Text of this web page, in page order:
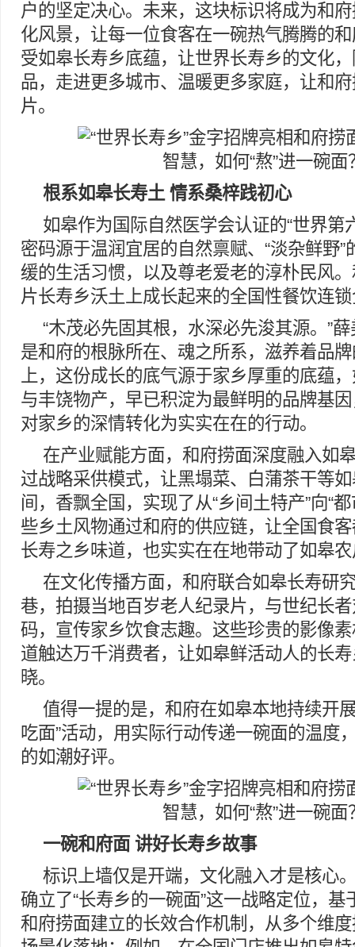
户的坚定决心。未来，这块标识将成为和
化风景，让每一位食客在一碗热气腾腾的
受如皋长寿乡底蕴，让世界长寿乡的文化
品，走进更多城市、温暖更多家庭，让和
片。
根系如皋长寿土 情系桑梓践初心
如皋作为国际自然医学会认证的“世界第
密码源于温润宜居的自然禀赋、“淡杂鲜野
缓的生活习惯，以及尊老爱老的淳朴民风
片长寿乡沃土上成长起来的全国性餐饮连
“木茂必先固其根，水深必先浚其源。”
是和府的根脉所在、魂之所系，滋养着品
上，这份成长的底气源于家乡厚重的底蕴
与丰饶物产，早已积淀为最鲜明的品牌基
对家乡的深情转化为实实在在的行动。
在产业赋能方面，和府捞面深度融入如
过战略采供模式，让黑塌菜、白蒲茶干等
间，香飘全国，实现了从“乡间土特产”向“
些乡土风物通过和府的供应链，让全国食
长寿之乡味道，也实实在在地带动了如皋
在文化传播方面，和府联合如皋长寿研
巷，拍摄当地百岁老人纪录片，与世纪长
码，宣传家乡饮食志趣。这些珍贵的影像
道触达万千消费者，让如皋鲜活动人的长
晓。
值得一提的是，和府在如皋本地持续开
吃面”活动，用实际行动传递一碗面的温度
的如潮好评。
一碗和府面 讲好长寿乡故事
标识上墙仅是开端，文化融入才是核心
确立了“长寿乡的一碗面”这一战略定位，
和府捞面建立的长效合作机制，从多个维